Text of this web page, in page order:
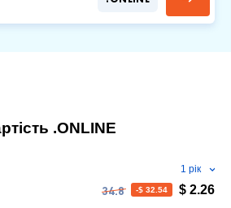
.ONLINE
1 рік
34.8
-$ 32.54 $ 2.26